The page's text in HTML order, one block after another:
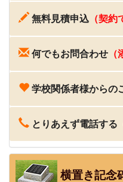
無料見積申込 （契約
何でもお問合わせ
学校関係者様からの
とりあえず電話する
横置き記念